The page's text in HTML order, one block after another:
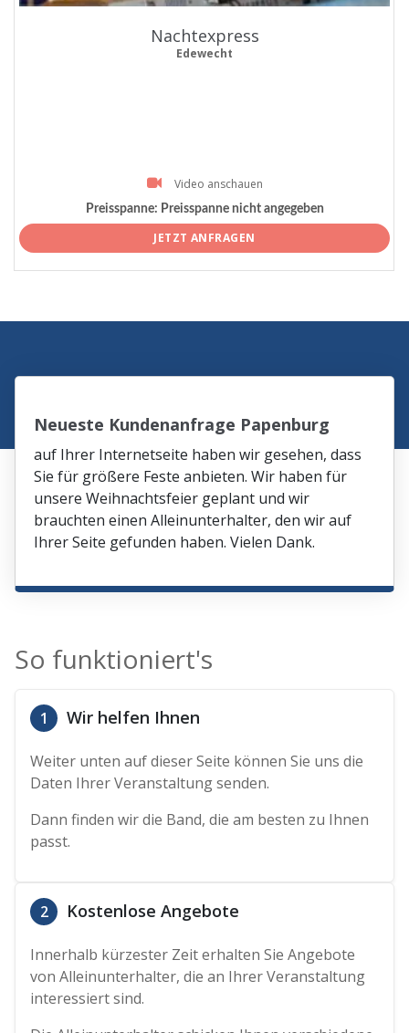
Nachtexpress
Edewecht
Video anschauen
Preisspanne: Preisspanne nicht angegeben
JETZT ANFRAGEN
Neueste Kundenanfrage Papenburg
auf Ihrer Internetseite haben wir gesehen, dass
Sie für größere Feste anbieten. Wir haben für
unsere Weihnachtsfeier geplant und wir
brauchten einen Alleinunterhalter, den wir auf
Ihrer Seite gefunden haben. Vielen Dank.
So funktioniert's
1 Wir helfen Ihnen
Weiter unten auf dieser Seite können Sie uns die
Daten Ihrer Veranstaltung senden.
Dann finden wir die Band, die am besten zu Ihnen
passt.
2 Kostenlose Angebote
Innerhalb kürzester Zeit erhalten Sie Angebote
von Alleinunterhalter, die an Ihrer Veranstaltung
interessiert sind.